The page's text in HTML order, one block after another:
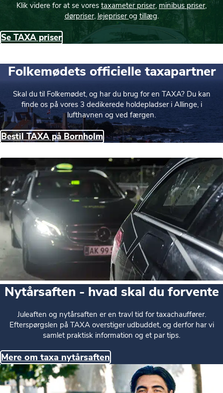
Klik videre for at se vores taxameter priser, minibus priser,
dørpriser, lejepriser og tillæg.
Se TAXA priser
Folkemødets officielle taxapartner
Skal du til Folkemødet, og har du brug for en TAXA? Du kan
finde os på vores 3 dedikerede holdepladser i Allinge, i
lufthavnen og ved færgen.
Bestil TAXA på Bornholm
Nytårsaften - hvad skal du forvente
Juleaften og nytårsaften er en travl tid for taxachauffører.
Efterspørgslen på TAXA overstiger udbuddet, og derfor har vi
samlet praktisk information og et par tips.
Mere om taxa nytårsaften